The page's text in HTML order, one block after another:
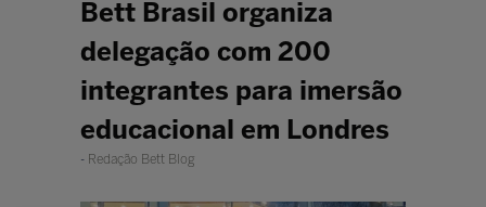
Bett Brasil organiza
delegação com 200
integrantes para imersão
educacional em Londres
Redação Bett Blog